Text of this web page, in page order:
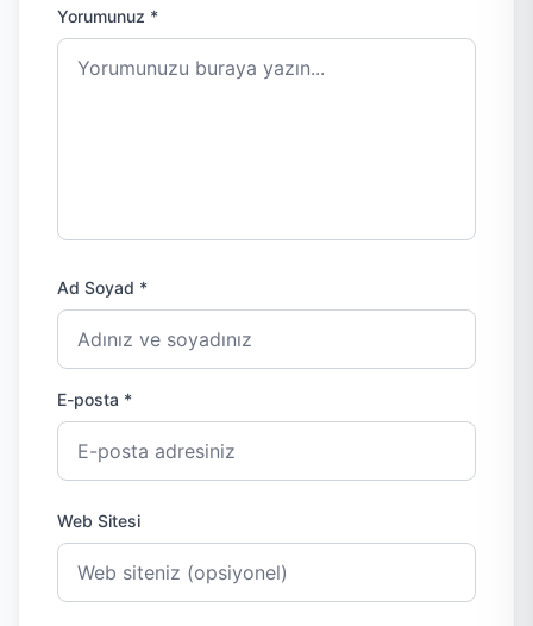
Yorumunuz *
Ad Soyad *
E-posta *
Web Sitesi